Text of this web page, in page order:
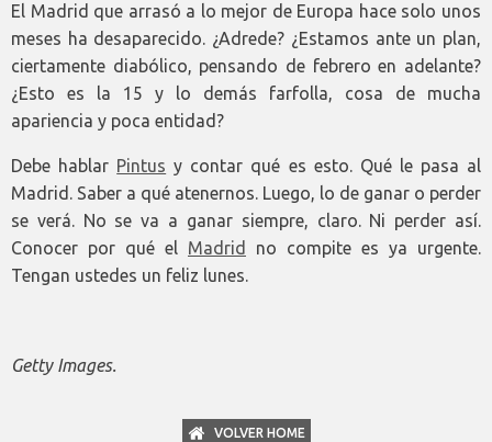
El Madrid que arrasó a lo mejor de Europa hace solo unos
meses ha desaparecido. ¿Adrede? ¿Estamos ante un plan,
ciertamente diabólico, pensando de febrero en adelante?
¿Esto es la 15 y lo demás farfolla, cosa de mucha
apariencia y poca entidad?
Debe hablar Pintus y contar qué es esto. Qué le pasa al
Madrid. Saber a qué atenernos. Luego, lo de ganar o perder
se verá. No se va a ganar siempre, claro. Ni perder así.
Conocer por qué el Madrid
no compite es ya urgente.
Tengan ustedes un feliz lunes.
Getty Images.
VOLVER HOME